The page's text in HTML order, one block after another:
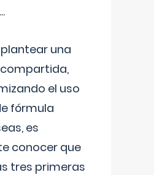
una
el uso
fórmula
es
conocer que
tres primeras